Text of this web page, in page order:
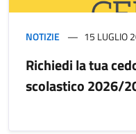
NOTIZIE 15 LUGLIO
Richiedi la tua
scolastico 2026/